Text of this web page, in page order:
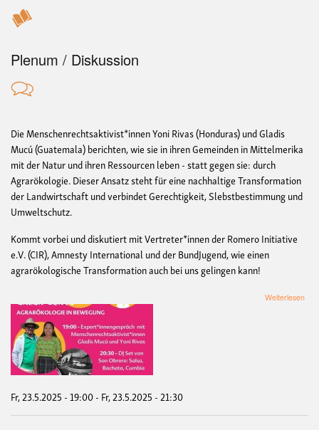
Plenum / Diskussion
Die Menschenrechtsaktivist*innen Yoni Rivas (Honduras) und Gladis
Mucú (Guatemala) berichten, wie sie in ihren Gemeinden in Mittelmerika
mit der Natur und ihren Ressourcen leben - statt gegen sie: durch
Agrarökologie. Dieser Ansatz steht für eine nachhaltige Transformation
der Landwirtschaft und verbindet Gerechtigkeit, Slebstbestimmung und
Umweltschutz.
Kommt vorbei und diskutiert mit Vertreter*innen der Romero Initiative
e.V. (CIR), Amnesty International und der BundJugend, wie einen
agrarökologische Transformation auch bei uns gelingen kann!
Weiterlesen
Fr, 23.5.2025 - 19:00- Fr, 23.5.2025 - 21:30